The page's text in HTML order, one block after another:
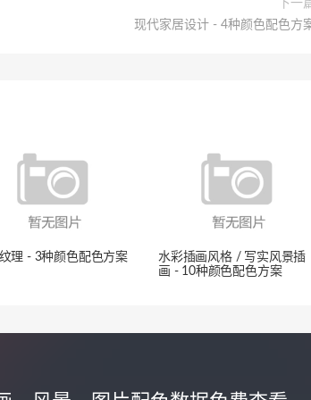
下一
现代家居设计 - 4种颜色配色方
理 - 3种颜色配色方案
水彩插画风格 / 写实风景插
画 - 10种颜色配色方案